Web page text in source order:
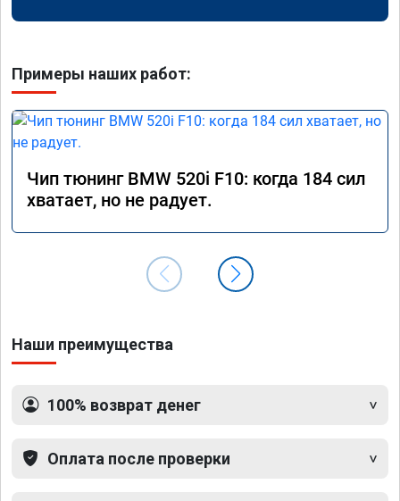
Примеры наших работ:
Чип тюнинг BMW 520i F10: когда 184 сил
хватает, но не радует.
Наши преимущества
100% возврат денег
Оплата после проверки